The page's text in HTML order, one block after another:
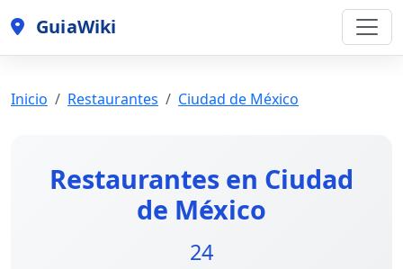
GuiaWiki
Inicio Restaurantes Ciudad de México
Restaurantes en Ciudad
de México
24